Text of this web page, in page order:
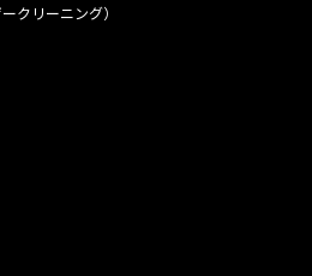
クリーニング）